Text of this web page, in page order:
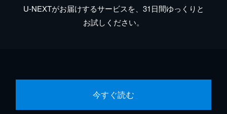
U-NEXTがお届けするサービスを、31日間ゆっくりと
お試しください。
今すぐ読む